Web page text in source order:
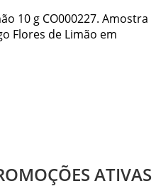
10 g CO000227. Amostra
Flores de Limão em
ATIVAS